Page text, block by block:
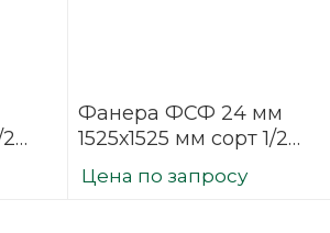
Фанера ФСФ 24 мм
1525х1525 мм сорт 1/2
шлифованная
березовая
Цена по запросу